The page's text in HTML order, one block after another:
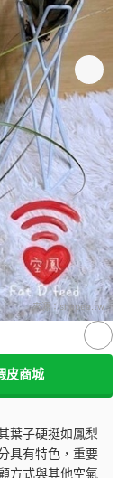
來源：shopee.tw
皮商城
葉子硬挺如鳳梨
具有特色，重要
方式與其他空氣